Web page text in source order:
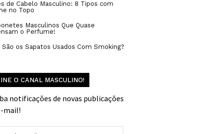
de Cabelo Masculino: 8 Tipos com
no Topo
Masculinos Que Quase
o Perfume!
São os Sapatos Usados Com Smoking?
O CANAL MASCULINO!
notificações de novas publicações
mail!